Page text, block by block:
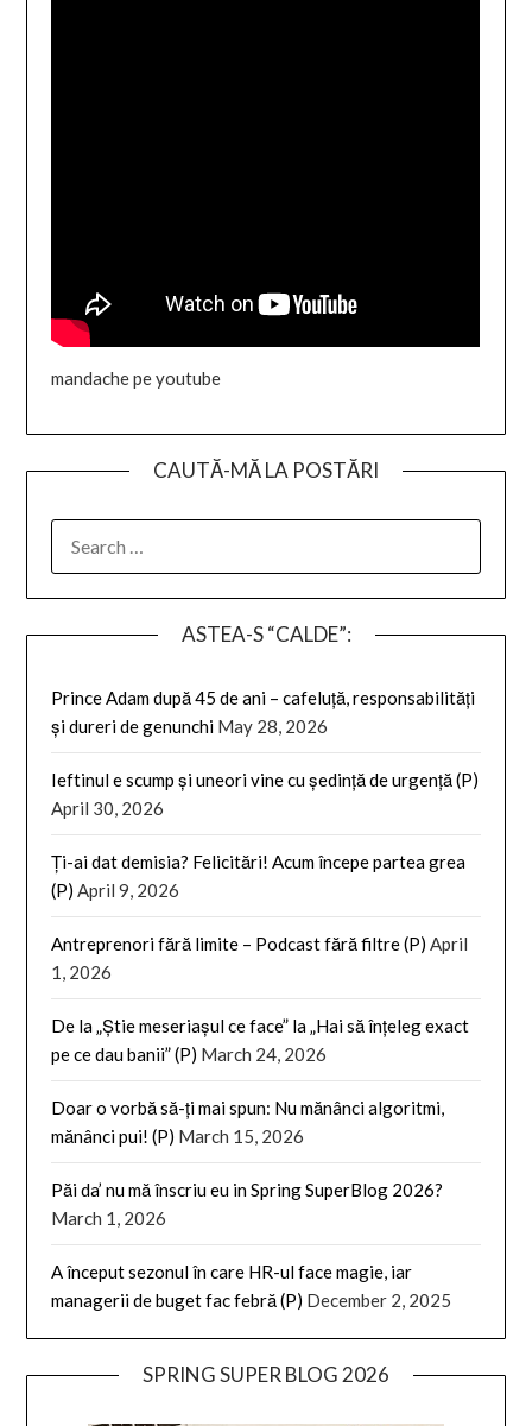
mandache pe youtube
CAUTĂ-MĂ LA POSTĂRI
FOR:
ASTEA-S “CALDE”:
Prince Adam după 45 de ani – cafeluță, responsabilități
și dureri de genunchi May 28, 2026
Ieftinul e scump și uneori vine cu ședință de urgență (P)
April 30, 2026
Ți-ai dat demisia? Felicitări! Acum începe partea grea
(P) April 9, 2026
Antreprenori fără limite – Podcast fără filtre (P) April
1, 2026
De la „Știe meseriașul ce face” la „Hai să înțeleg exact
pe ce dau banii” (P) March 24, 2026
Doar o vorbă să-ți mai spun: Nu mănânci algoritmi,
mănânci pui! (P) March 15, 2026
Păi da’ nu mă înscriu eu in Spring SuperBlog 2026?
March 1, 2026
A început sezonul în care HR-ul face magie, iar
managerii de buget fac febră (P) December 2, 2025
SPRING SUPER BLOG 2026